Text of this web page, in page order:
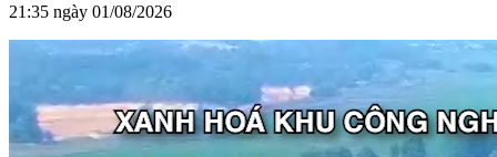
21:35 ngày 01/08/2026